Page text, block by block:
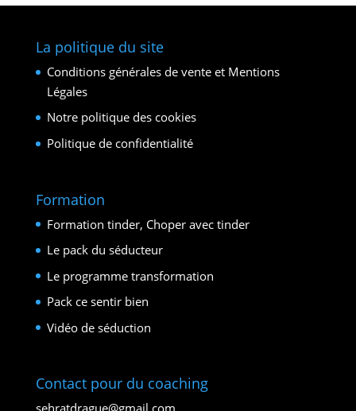
La politique du site
Conditions générales de vente et Mentions
Légales
Notre politique des cookies
Politique de confidentialité
Formation
Formation tinder, Choper avec tinder
Le pack du séducteur
Le programme transformation
Pack ce sentir bien
Vidéo de séduction
Contact pour du coaching